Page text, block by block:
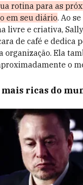
rotina para as
em seu diário. Ao
livre e criativa,
de café e dedica
organização. Ela
o
mais ricas do